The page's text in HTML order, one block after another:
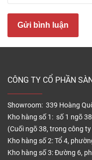
Sàn nhựa vân đá
Trung Quốc và
được các dòng
lượng. Sàn nhựa
gia, và cũng ngày
nhiều khách hàng
Gửi bình luận
CÔNG TY CỔ PHẦN
Showroom: 339 Hoàng
Kho hàng số 1: số 1 ngõ
(Cuối ngõ 38, trong công
Kho hàng số 2: Tổ 4,
Kho hàng số 3: Đường 6,